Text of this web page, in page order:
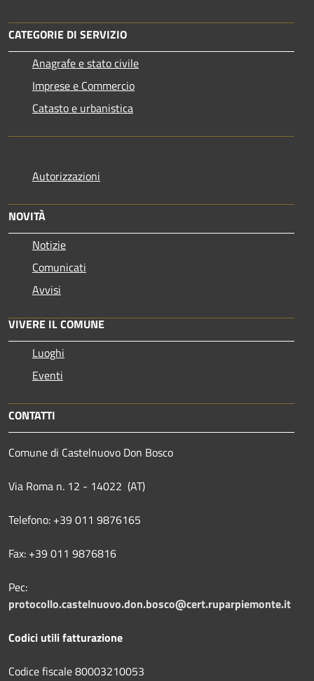
CATEGORIE DI SERVIZIO
Anagrafe e stato civile
Imprese e Commercio
Catasto e urbanistica
Autorizzazioni
NOVITÀ
Notizie
Comunicati
Avvisi
VIVERE IL COMUNE
Luoghi
Eventi
CONTATTI
Comune di Castelnuovo Don Bosco
Via Roma n. 12 - 14022 (AT)
Telefono: +39 011 9876165
Fax: +39 011 9876816
Pec:
protocollo.castelnuovo.don.bosco@cert.ruparpiemonte.it
Codici utili fatturazione
Codice fiscale 80003210053